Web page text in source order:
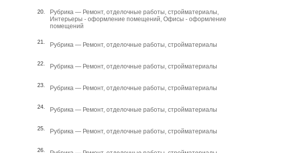
20. Рубрика — Ремонт, отделочные работы, стройматериалы,
Интерьеры - оформление помещений, Офисы - оформление
помещений
21. Рубрика — Ремонт, отделочные работы, стройматериалы
22. Рубрика — Ремонт, отделочные работы, стройматериалы
23. Рубрика — Ремонт, отделочные работы, стройматериалы
24. Рубрика — Ремонт, отделочные работы, стройматериалы
25. Рубрика — Ремонт, отделочные работы, стройматериалы
26.